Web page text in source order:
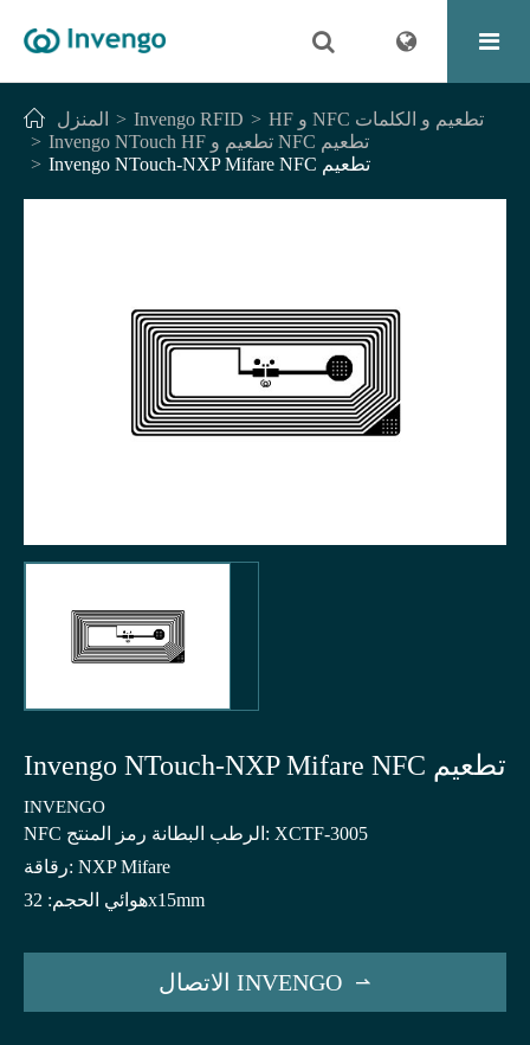
المنزل Invengo RFID
HF و NFC تطعيم و الكلمات
Invengo NTouch HF تطعيم و NFC تطعيم
Invengo NTouch-NXP Mifare NFC تطعيم
Invengo NTouch-NXP Mifare NFC تطعيم
INVENGO
NFC الرطب البطانة رمز المنتج: XCTF-3005
رقاقة: NXP Mifare
هوائي الحجم: 32x15mm
الاتصال INVENGO 